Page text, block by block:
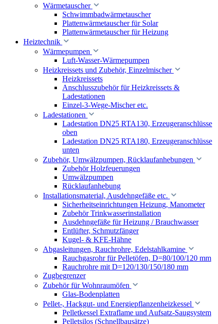
Wärmetauscher
Schwimmbadwärmetauscher
Plattenwärmetauscher für Solar
Plattenwärmetauscher für Heizung
Heiztechnik
Wärmepumpen
Luft-Wasser-Wärmepumpen
Heizkreissets und Zubehör, Einzelmischer
Heizkreissets
Anschlusszubehör für Heizkreissets &
Ladestationen
Einzel-3-Wege-Mischer etc.
Ladestationen
Ladestation DN25 RTA130, Erzeugeranschlüsse
oben
Ladestation DN25 RTA180, Erzeugeranschlüsse
unten
Zubehör, Umwälzpumpen, Rücklaufanhebungen
Zubehör Holzfeuerungen
Umwälzpumpen
Rücklaufanhebung
Installationsmaterial, Ausdehngefäße etc.
Sicherheitseinrichtungen Heizung, Manometer
Zubehör Trinkwasserinstallation
Ausdehngefäße für Heizung / Brauchwasser
Entlüfter, Schmutzfänger
Kugel- & KFE-Hähne
Abgasleitungen, Rauchrohre, Edelstahlkamine
Rauchgasrohr für Pelletöfen, D=80/100/120 mm
Rauchrohre mit D=120/130/150/180 mm
Zugbegrenzer
Zubehör für Wohnraumöfen
Glas-Bodenplatten
Pellet-, Hackgut- und Energiepflanzenheizkessel
Pelletkessel Extraflame und Aufsatz-Saugsystem
Pelletsilos (Schnellbausätze)